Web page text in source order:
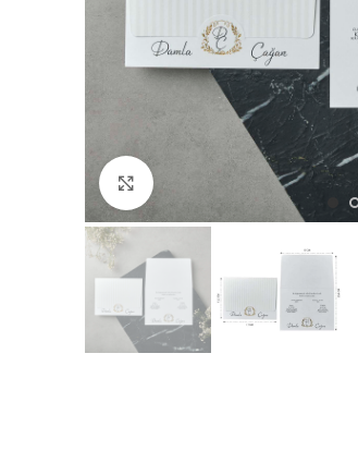
Büyütmek için tıklayın